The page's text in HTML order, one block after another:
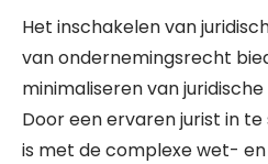
Het inschakelen van
van ondernemingsrecht
minimaliseren van juridische
Door een ervaren jurist in
is met de complexe wet-